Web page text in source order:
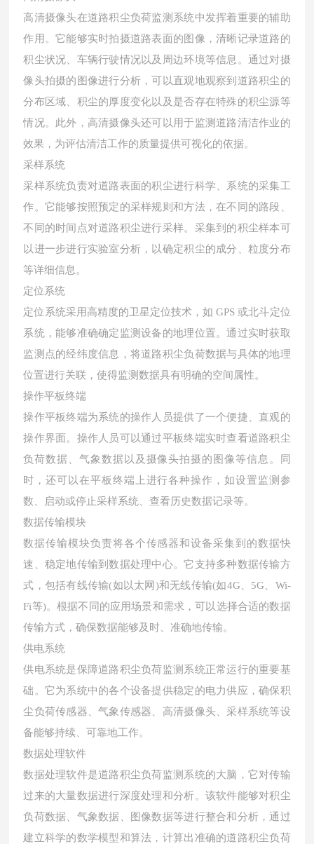
高清摄像头在道路积尘负荷监测系统中发挥着重要的辅助
作用。它能够实时拍摄道路表面的图像，清晰记录道路的
积尘状况、车辆行驶情况以及周边环境等信息。通过对摄
像头拍摄的图像进行分析，可以直观地观察到道路积尘的
分布区域、积尘的厚度变化以及是否存在特殊的积尘源等
情况。此外，高清摄像头还可以用于监测道路清洁作业的
效果，为评估清洁工作的质量提供可视化的依据。
采样系统
采样系统负责对道路表面的积尘进行科学、系统的采集工
作。它能够按照预定的采样规则和方法，在不同的路段、
不同的时间点对道路积尘进行采样。采集到的积尘样本可
以进一步进行实验室分析，以确定积尘的成分、粒度分布
等详细信息。
定位系统
定位系统采用高精度的卫星定位技术，如 GPS 或北斗定位
系统，能够准确确定监测设备的地理位置。通过实时获取
监测点的经纬度信息，将道路积尘负荷数据与具体的地理
位置进行关联，使得监测数据具有明确的空间属性。
操作平板终端
操作平板终端为系统的操作人员提供了一个便捷、直观的
操作界面。操作人员可以通过平板终端实时查看道路积尘
负荷数据、气象数据以及摄像头拍摄的图像等信息。同
时，还可以在平板终端上进行各种操作，如设置监测参
数、启动或停止采样系统、查看历史数据记录等。
数据传输模块
数据传输模块负责将各个传感器和设备采集到的数据快
速、稳定地传输到数据处理中心。它支持多种数据传输方
式，包括有线传输(如以太网)和无线传输(如4G、5G、Wi-
Fi等)。根据不同的应用场景和需求，可以选择合适的数据
传输方式，确保数据能够及时、准确地传输。
供电系统
供电系统是保障道路积尘负荷监测系统正常运行的重要基
础。它为系统中的各个设备提供稳定的电力供应，确保积
尘负荷传感器、气象传感器、高清摄像头、采样系统等设
备能够持续、可靠地工作。
数据处理软件
数据处理软件是道路积尘负荷监测系统的大脑，它对传输
过来的大量数据进行深度处理和分析。该软件能够对积尘
负荷数据、气象数据、图像数据等进行整合和分析，通过
建立科学的数学模型和算法，计算出准确的道路积尘负荷